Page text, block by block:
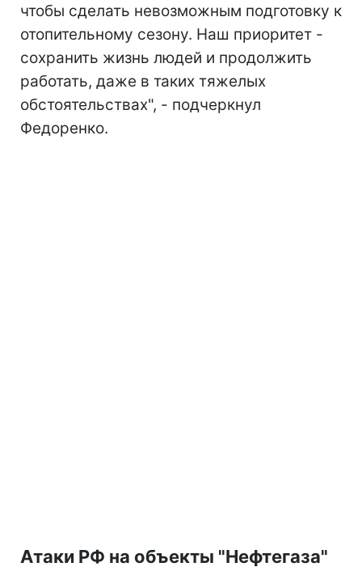
чтобы сделать невозможным подготовку к
отопительному сезону. Наш приоритет -
сохранить жизнь людей и продолжить
работать, даже в таких тяжелых
обстоятельствах", - подчеркнул
Федоренко.
Атаки РФ на объекты "Нефтегаза"